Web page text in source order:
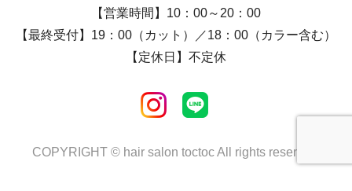
【営業時間】10：00～20：00
【最終受付】19：00（カット）／18：00（カラー含む）
【定休日】不定休
COPYRIGHT © hair salon toctoc All rights reserved.